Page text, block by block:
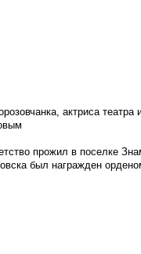
актриса
прожил в поселке
был награжден